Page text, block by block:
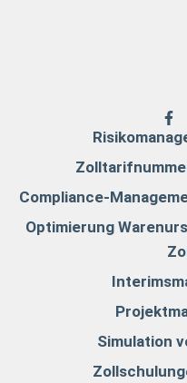
Compliance-
Optimierung
Simulation